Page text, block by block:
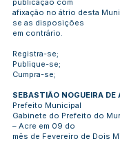
publicação com
afixação no átrio desta
se as disposições
em contrário.
Registra-se;
Publique-se;
Cumpra-se;
SEBASTIÃO NOGUEIRA DE
Prefeito Municipal
Gabinete do Prefeito do
– Acre em 09 do
mês de Fevereiro de Dois